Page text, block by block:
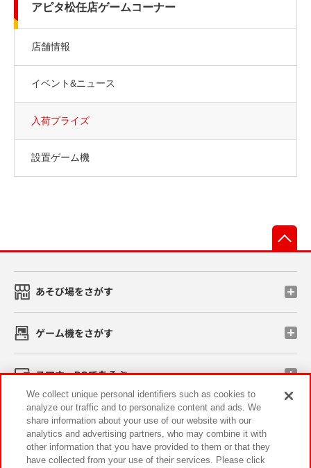
アピタ松任店ゲームコーナー
店舗情報
イベント&ニュース
入荷プライズ
設置ゲーム機
あそび場をさがす
ゲーム機をさがす
スマホ・PCであそぶ
イベント・キャンペーン
We collect unique personal identifiers such as cookies to
analyze our traffic and to personalize content and ads. We
share information about your use of our website with our
analytics and advertising partners, who may combine it with
other information that you have provided to them or that they
have collected from your use of their services. Please click